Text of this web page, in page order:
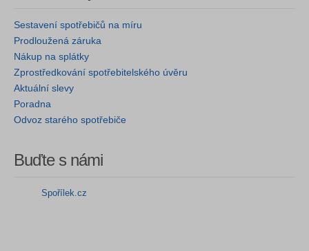
Sestavení spotřebičů na míru
Prodloužená záruka
Nákup na splátky
Zprostředkování spotřebitelského úvěru
Aktuální slevy
Poradna
Odvoz starého spotřebiče
Buďte s námi
Spořílek.cz